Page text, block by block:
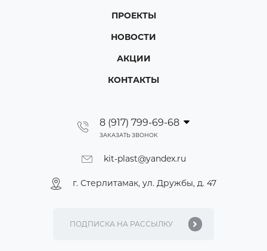
ПРОЕКТЫ
НОВОСТИ
АКЦИИ
КОНТАКТЫ
8 (917) 799-69-68
ЗАКАЗАТЬ ЗВОНОК
kit-plast@yandex.ru
г. Стерлитамак, ул. Дружбы, д. 47